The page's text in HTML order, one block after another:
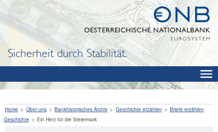
Sicherheit durch Stabilität.
Home Über uns Bankhistorisches Archiv Geschichte erzählen
Briefe erzählen
Geschichte
Ein Herz für die Steiermark